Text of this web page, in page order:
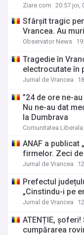
Ziare.com 20:57 joi,
Sfârșit tragic
Vrancea. Au
Observator News
Tragedie în
electrocutate în
Jurnal de Vrancea
”24 de ore ne-
Nu ne-au dat
la Dumbrava
Comunitatea Liberala
ANAF a publicat
firmelor. Zeci
Jurnal de Vrancea
Prefectul
„Cinstindu-i pe
Jurnal de Vrancea
ATENȚIE,
cumpărarea